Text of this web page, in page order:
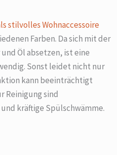
stilvolles Wohnaccessoire
Farben. Da sich mit der
Öl absetzen, ist eine
Sonst leidet nicht nur
kann beeinträchtigt
Reinigung sind
kräftige Spülschwämme.